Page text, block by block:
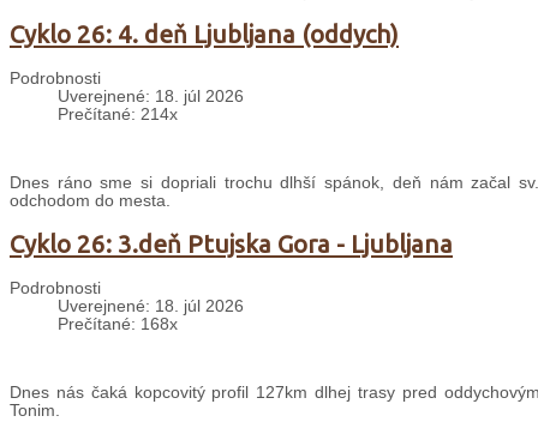
Cyklo 26: 4. deň Ljubljana (oddych)
Podrobnosti
Uverejnené: 18. júl 2026
Prečítané: 214x
Dnes ráno sme si dopriali trochu dlhší spánok, deň nám začal
odchodom do mesta.
Cyklo 26: 3.deň Ptujska Gora - Ljubljana
Podrobnosti
Uverejnené: 18. júl 2026
Prečítané: 168x
Dnes nás čaká kopcovitý profil 127km dlhej trasy pred
Tonim.